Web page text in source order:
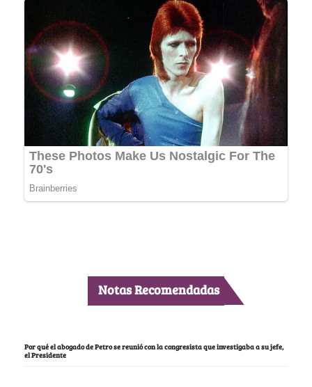
Notas Recomendadas
Por qué el abogado de Petro se reunió con la congresista que investigaba a su jefe,
el Presidente